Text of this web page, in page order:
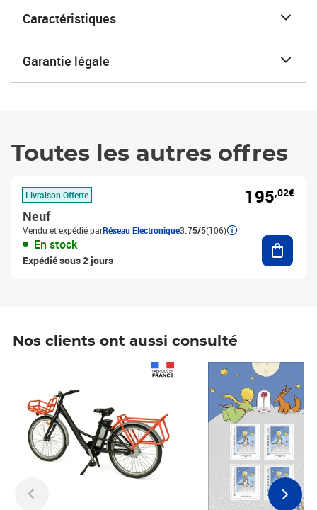
Caractéristiques
Garantie légale
Toutes les autres offres
Livraison Offerte
Neuf
Vendu et expédié parRéseau Electronique3.75/5(106)
En stock
Expédié sous 2 jours
195,02€
Nos clients ont aussi consulté
Prix 7,50€